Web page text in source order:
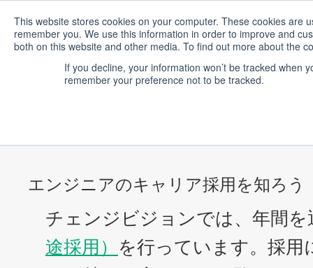
This website stores cookies on your computer. These cookies are
remember you. We use this information in order to improve and
both on this website and other media. To find out more about the
If you decline, your information won’t be tracked when
remember your preference not to be tracked.
Home
エンジニアのキャリア採用を知ろう
チェンジビジョンでは、年間
途採用） を行っています。採